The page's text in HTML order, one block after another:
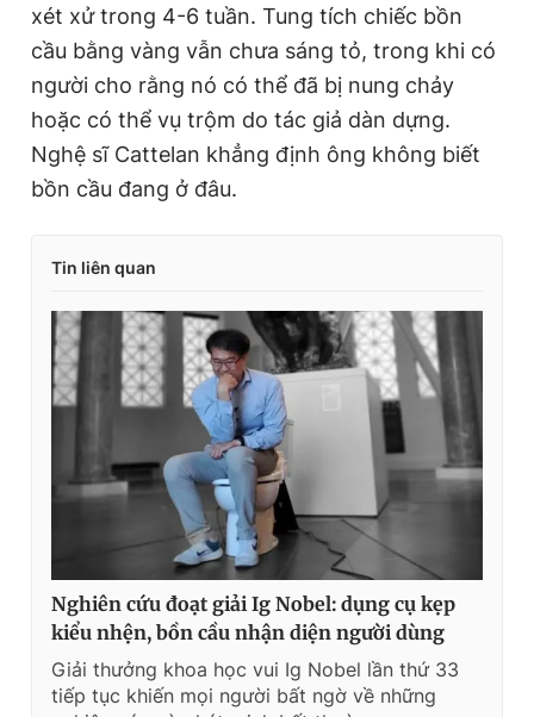
xét xử trong 4-6 tuần. Tung tích chiếc bồn
cầu bằng vàng vẫn chưa sáng tỏ, trong khi có
người cho rằng nó có thể đã bị nung chảy
hoặc có thể vụ trộm do tác giả dàn dựng.
Nghệ sĩ Cattelan khẳng định ông không biết
bồn cầu đang ở đâu.
Tin liên quan
Nghiên cứu đoạt giải Ig Nobel: dụng cụ kẹp
kiểu nhện, bồn cầu nhận diện người dùng
Giải thưởng khoa học vui Ig Nobel lần thứ 33
tiếp tục khiến mọi người bất ngờ về những